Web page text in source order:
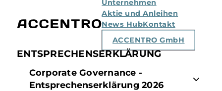
Unternehmen
Aktie und Anleihen
News HubKontakt
ACCENTRO GmbH
ENTSPRECHENSERKLÄRUNG
Corporate Governance -
Entsprechenserklärung 2026